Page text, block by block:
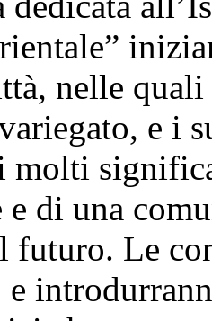
nelle
e i
molti
di una
futuro. Le
e